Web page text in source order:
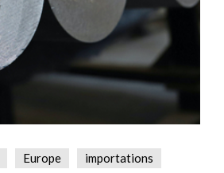
Europe importations